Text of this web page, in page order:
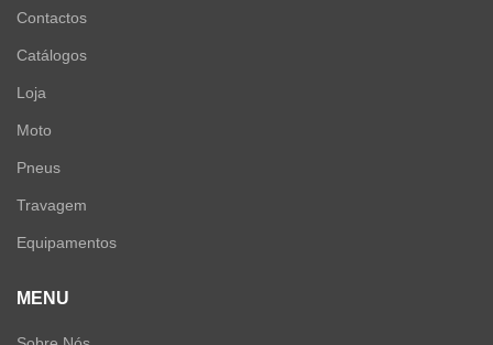
Contactos
Catálogos
Loja
Moto
Pneus
Travagem
Equipamentos
MENU